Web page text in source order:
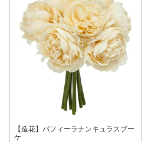
【造花】パフィーラナンキュラスブー
ケ